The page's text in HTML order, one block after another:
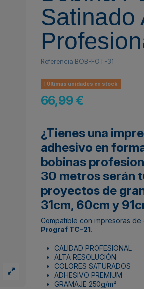
Satinado
Referencia BOB-FOT-31
Últimas unidades en stock
66,99 €
¿Tienes una
adhesivo en
bobinas
30 metros serán
proyectos de
31cm, 60cm y
Compatible con impresoras de
Prograf TC-21.
CALIDAD PROFESIONAL
ALTA RESOLUCIÓN
COLORES SATURADOS
ADHESIVO PREMIUM
GRAMAJE 250g/m²